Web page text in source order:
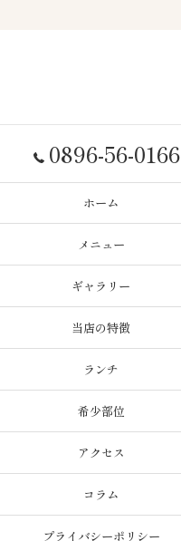
0896-56-0166
ホーム
メニュー
ギャラリー
当店の特徴
ランチ
希少部位
アクセス
コラム
プライバシーポリシー